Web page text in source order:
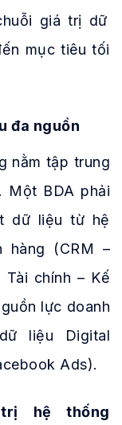
giá trị dữ
mục tiêu tối
đa nguồn
nằm tập trung
Một BDA phải
dữ liệu từ hệ
hàng (CRM –
Tài chính – Kế
lực doanh
liệu Digital
Ads).
hệ thống